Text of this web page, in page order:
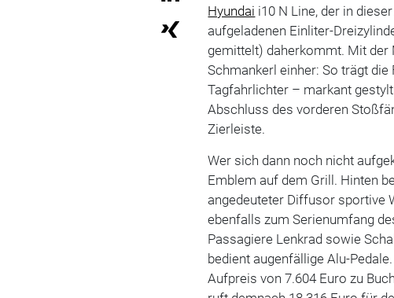
Hyundai i10 N Line, der in
aufgeladenen Einliter-
gemittelt) daherkommt. Mit der
Schmankerl einher: So trägt
Tagfahrlichter – markant
Abschluss des vorderen
Zierleiste.
Wer sich dann noch nicht
Emblem auf dem Grill. Hinten
angedeuteter Diffusor sportive
ebenfalls zum Serienumfang
Passagiere Lenkrad sowie
bedient augenfällige Alu-
Aufpreis von 7.604 Euro zu